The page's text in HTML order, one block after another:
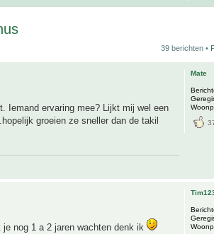
39 berichten •
Iemand ervaring mee? Lijkt mij wel een
groeien ze sneller dan de takil
Mate
nog 1 a 2 jaren wachten denk ik